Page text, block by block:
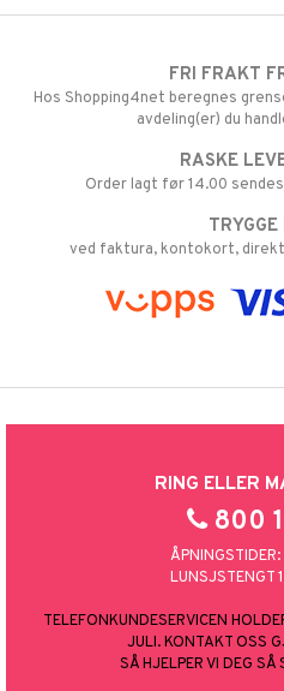
FRI FRAKT
Hos Shopping4net beregnes
avdeling(er) du
RASKE
Order lagt før 14.00
ved faktura, kontokort,
RING ELLER
800
LUNSJSTENGT
TELEFONKUNDESERVICEN
JULI. KONTAKT OSS
SÅ HJELPER VI DEG